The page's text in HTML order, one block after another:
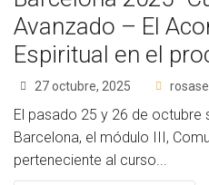
Avanzado – El
Espiritual en el
27 octubre, 2025
El pasado 25 y 26 de
Barcelona, el módulo III,
perteneciente al curso...